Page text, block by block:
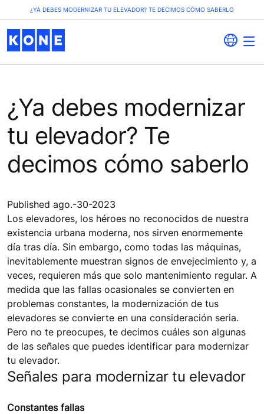
¿YA DEBES MODERNIZAR TU ELEVADOR? TE DECIMOS CÓMO SABERLO
¿Ya debes modernizar
tu elevador? Te
decimos cómo saberlo
Published ago.-30-2023
Los elevadores, los héroes no reconocidos de nuestra
existencia urbana moderna, nos sirven enormemente
día tras día. Sin embargo, como todas las máquinas,
inevitablemente muestran signos de envejecimiento y, a
veces, requieren más que solo mantenimiento regular. A
medida que las fallas ocasionales se convierten en
problemas constantes, la modernización de tus
elevadores se convierte en una consideración seria.
Pero no te preocupes, te decimos cuáles son algunas
de las señales que puedes identificar para modernizar
tu elevador.
Señales para modernizar tu elevador
Constantes fallas